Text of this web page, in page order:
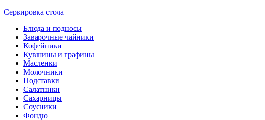
Сервировка стола
Блюда и подносы
Заварочные чайники
Кофейники
Кувшины и графины
Масленки
Молочники
Подставки
Салатники
Сахарницы
Соусники
Фондю